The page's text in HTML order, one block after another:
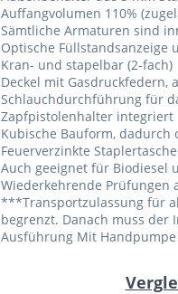
Auffangvolumen 110%
Sämtliche Armaturen sind
Optische Füllstandsanzeige
Kran- und stapelbar (2-fach)
Deckel mit Gasdruckfedern,
Schlauchdurchführung für
Zapfpistolenhalter integriert
Kubische Bauform, dadurch
Feuerverzinkte
Auch geeignet für Biodiesel
Wiederkehrende Prüfungen
***Transportzulassung für
begrenzt. Danach muss der
Ausführung Mit